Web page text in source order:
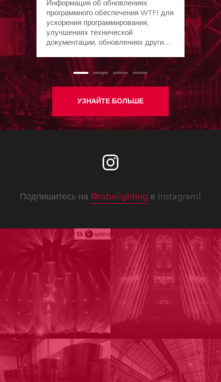
Информация об обновлениях
программного обеспечения WTF! для
ускорения программирования,
улучшениях технической
документации, обновлениях других
бюллетеня.
УЗНАЙТЕ БОЛЬШЕ
Подпишитесь на @robelighting в Instagram!